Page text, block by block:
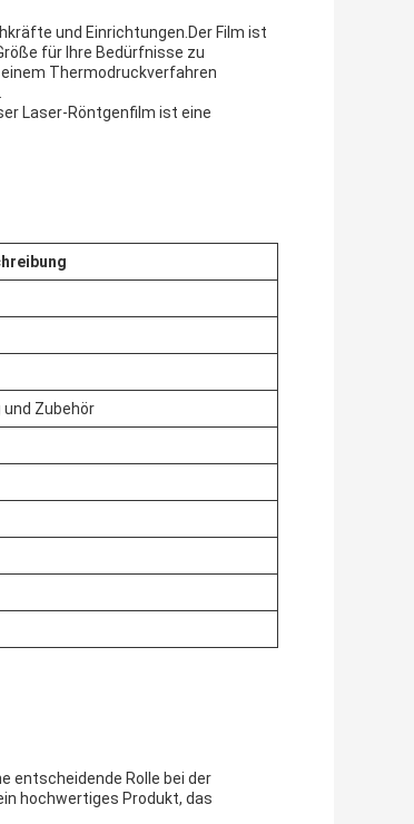
und Einrichtungen.Der Film ist
für Ihre Bedürfnisse zu
Thermodruckverfahren
Laser-Röntgenfilm ist eine
Zubehör
entscheidende Rolle bei der
hochwertiges Produkt, das